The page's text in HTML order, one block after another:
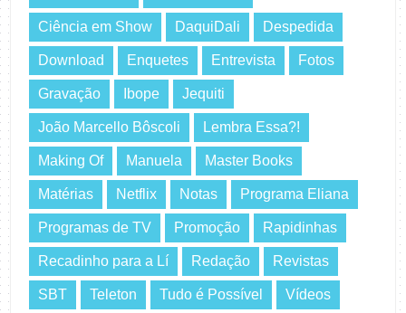
Ciência em Show DaquiDali Despedida
Download Enquetes Entrevista Fotos
Gravação Ibope Jequiti
João Marcello Bôscoli Lembra Essa?!
Making Of Manuela Master Books
Matérias Netflix Notas Programa Eliana
Programas de TV Promoção Rapidinhas
Recadinho para a Lí Redação Revistas
SBT Teleton Tudo é Possível Vídeos